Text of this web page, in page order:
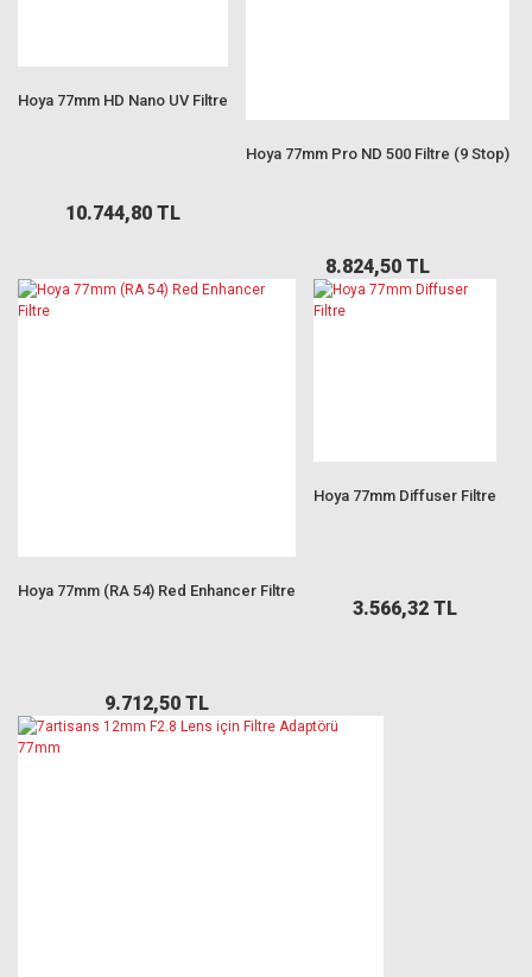
Hoya 77mm HD Nano UV Filtre
10.744,80 TL
Hoya 77mm Pro ND 500 Filtre (9 Stop)
8.824,50 TL
Hoya 77mm (RA 54) Red Enhancer Filtre
9.712,50 TL
Hoya 77mm Diffuser Filtre
3.566,32 TL